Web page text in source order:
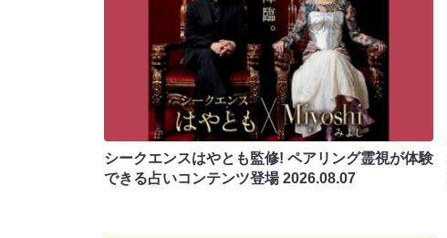
シークエンスはやとも監修! ペアリング霊視が体験
できる占いコンテンツ登場2026.08.07